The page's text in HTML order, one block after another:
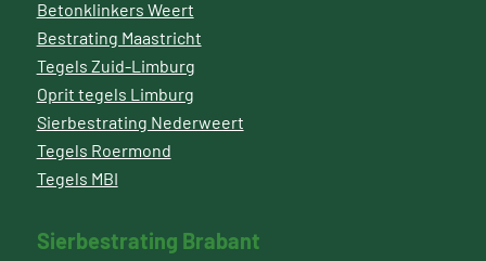
Betonklinkers Weert
Bestrating Maastricht
Tegels Zuid-Limburg
Oprit tegels Limburg
Sierbestrating Nederweert
Tegels Roermond
Tegels MBI
Sierbestrating Brabant